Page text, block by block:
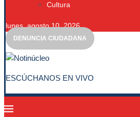
Cultura
lunes, agosto 10, 2026
DENUNCIA CIUDADANA
ESCÚCHANOS EN VIVO